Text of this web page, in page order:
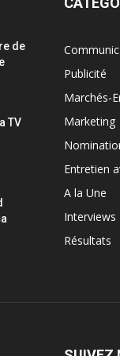
de
TV
Publicité
Marchés-
Marketing
Entretien
A la Une
Interviews
Résultats